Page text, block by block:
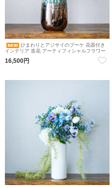
ひまわりとアジサイのブーケ 花器付き
インテリア 造花 アーティフィシャルフラワー
16,500円